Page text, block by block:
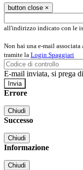
button close ×
all'indirizzo indicato con le
Non hai una e-mail
tramite la Login Spaggiari
E-mail inviata, si prega
Errore
Chiudi
Successo
Chiudi
Informazione
Chiudi